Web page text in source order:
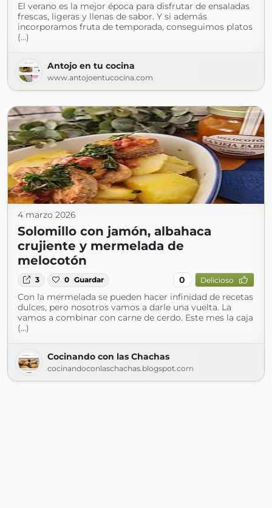
El verano es la mejor época para disfrutar de ensaladas
frescas, ligeras y llenas de sabor. Y si además
incorporamos fruta de temporada, conseguimos platos
(...)
Antojo en tu cocina
www.antojoentucocina.com
4 marzo 2026
Solomillo con jamón, albahaca
crujiente y mermelada de
melocotón
3 0 Guardar 0 Delicioso
Con la mermelada se pueden hacer infinidad de recetas
dulces, pero nosotros vamos a darle una vuelta. La
vamos a combinar con carne de cerdo. Este mes la caja
(...)
Cocinando con las Chachas
cocinandoconlaschachas.blogspot.com